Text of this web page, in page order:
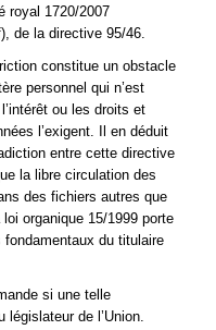
royal 1720/2007
de la directive 95/46.
constitue un obstacle
personnel qui n’est
ou les droits et
l’exigent. Il en déduit
entre cette directive
la libre circulation des
des fichiers autres que
organique 15/1999 porte
du titulaire
si une telle
de l’Union.